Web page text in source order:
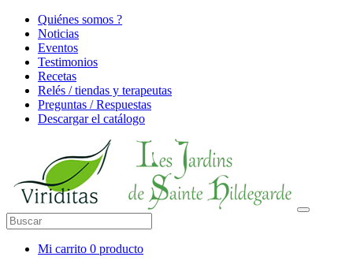
Quiénes somos ?
Noticias
Eventos
Testimonios
Recetas
Relés / tiendas y terapeutas
Preguntas / Respuestas
Descargar el catálogo
Mi carrito 0 producto